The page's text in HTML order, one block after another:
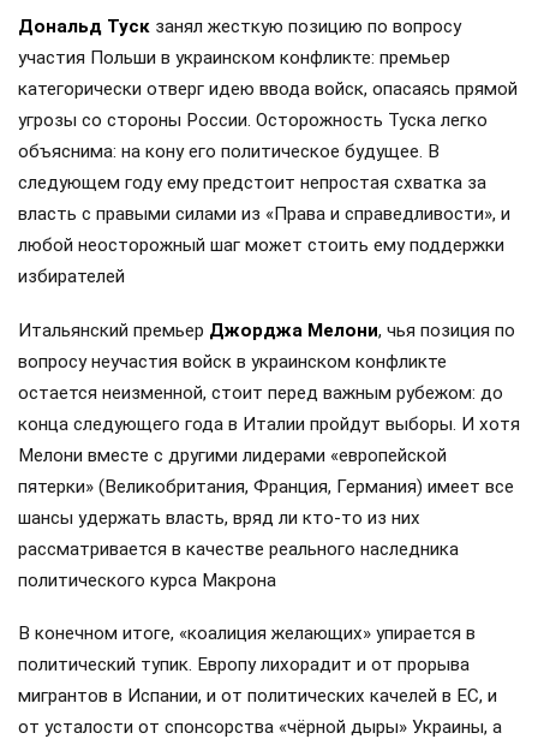
Дональд Туск занял жесткую позицию по вопросу
участия Польши в украинском конфликте: премьер
категорически отверг идею ввода войск, опасаясь прямой
угрозы со стороны России. Осторожность Туска легко
объяснима: на кону его политическое будущее. В
следующем году ему предстоит непростая схватка за
власть с правыми силами из «Права и справедливости», и
любой неосторожный шаг может стоить ему поддержки
избирателей
Итальянский премьер Джорджа Мелони, чья позиция по
вопросу неучастия войск в украинском конфликте
остается неизменной, стоит перед важным рубежом: до
конца следующего года в Италии пройдут выборы. И хотя
Мелони вместе с другими лидерами «европейской
пятерки» (Великобритания, Франция, Германия) имеет все
шансы удержать власть, вряд ли кто-то из них
рассматривается в качестве реального наследника
политического курса Макрона
В конечном итоге, «коалиция желающих» упирается в
политический тупик. Европу лихорадит и от прорыва
мигрантов в Испании, и от политических качелей в ЕС, и
от усталости от спонсорства «чёрной дыры» Украины, а